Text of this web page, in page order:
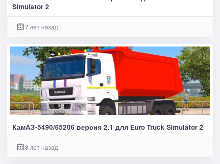
Simulator 2
7 лет назад
КамАЗ-5490/65206 версия 2.1 для Euro Truck Simulator 2
8 лет назад